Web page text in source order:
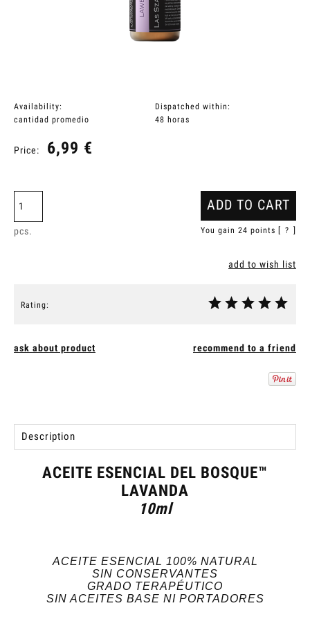
Availability:
cantidad promedio
Dispatched within:
48 horas
Price: 6,99 €
pcs.
ADD TO CART
You gain 24 points [ ? ]
add to wish list
Rating:
ask about product recommend to a friend
Description
ACEITE ESENCIAL DEL BOSQUE™
LAVANDA
10ml
ACEITE ESENCIAL 100% NATURAL
SIN CONSERVANTES
GRADO TERAPÉUTICO
SIN ACEITES BASE NI PORTADORES